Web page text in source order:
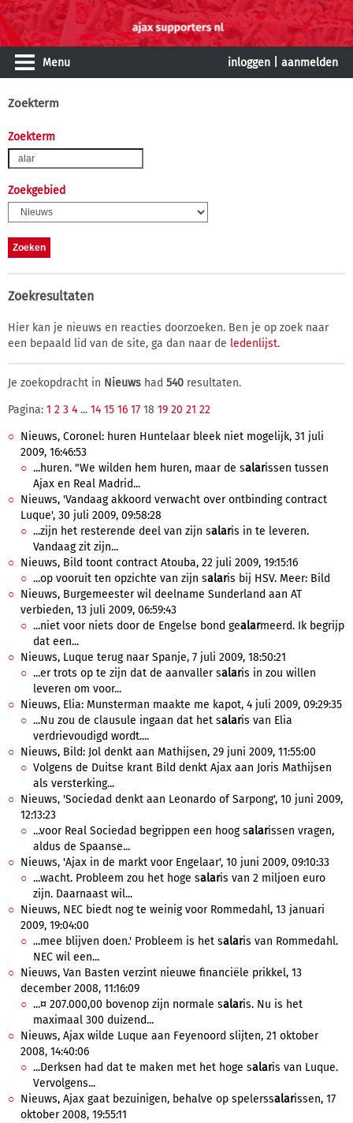
Menu inloggen aanmelden
Zoekterm
Zoekterm
Zoekgebied
Zoekresultaten
Hier kan je nieuws en reacties doorzoeken. Ben je op zoek naar
een bepaald lid van de site, ga dan naar de ledenlijst.
Je zoekopdracht in Nieuws had 540 resultaten.
Pagina: 1 2 3 4 ... 14 15 16 17 18 19 20 21 22
Nieuws, Coronel: huren Huntelaar bleek niet mogelijk, 31 juli
2009, 16:46:53
...huren. "We wilden hem huren, maar de salarissen tussen
Ajax en Real Madrid...
Nieuws, 'Vandaag akkoord verwacht over ontbinding contract
Luque', 30 juli 2009, 09:58:28
...zijn het resterende deel van zijn salaris in te leveren.
Vandaag zit zijn...
Nieuws, Bild toont contract Atouba, 22 juli 2009, 19:15:16
...op vooruit ten opzichte van zijn salaris bij HSV. Meer: Bild
Nieuws, Burgemeester wil deelname Sunderland aan AT
verbieden, 13 juli 2009, 06:59:43
...niet voor niets door de Engelse bond gealarmeerd. Ik begrijp
dat een...
Nieuws, Luque terug naar Spanje, 7 juli 2009, 18:50:21
...er trots op te zijn dat de aanvaller salaris in zou willen
leveren om voor...
Nieuws, Elia: Munsterman maakte me kapot, 4 juli 2009, 09:29:35
...Nu zou de clausule ingaan dat het salaris van Elia
verdrievoudigd wordt....
Nieuws, Bild: Jol denkt aan Mathijsen, 29 juni 2009, 11:55:00
Volgens de Duitse krant Bild denkt Ajax aan Joris Mathijsen
als versterking...
Nieuws, 'Sociedad denkt aan Leonardo of Sarpong', 10 juni 2009,
12:13:23
...voor Real Sociedad begrippen een hoog salarissen vragen,
aldus de Spaanse...
Nieuws, 'Ajax in de markt voor Engelaar', 10 juni 2009, 09:10:33
...wacht. Probleem zou het hoge salaris van 2 miljoen euro
zijn. Daarnaast wil...
Nieuws, NEC biedt nog te weinig voor Rommedahl, 13 januari
2009, 19:04:00
...mee blijven doen.' Probleem is het salaris van Rommedahl.
NEC wil een...
Nieuws, Van Basten verzint nieuwe financiële prikkel, 13
december 2008, 11:16:09
...¤ 207.000,00 bovenop zijn normale salaris. Nu is het
maximaal 300 duizend...
Nieuws, Ajax wilde Luque aan Feyenoord slijten, 21 oktober
2008, 14:40:06
...Derksen had dat te maken met het hoge salaris van Luque.
Vervolgens...
Nieuws, Ajax gaat bezuinigen, behalve op spelerssalarissen, 17
oktober 2008, 19:55:11